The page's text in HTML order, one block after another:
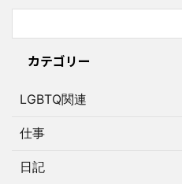
カテゴリー
LGBTQ関連
仕事
日記